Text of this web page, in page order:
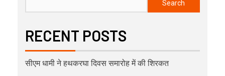
Search
RECENT POSTS
सीएम धामी ने हथकरघा दिवस समारोह में की शिरकत